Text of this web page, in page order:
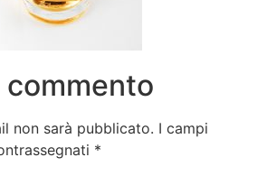
commento
non sarà pubblicato. I campi
*